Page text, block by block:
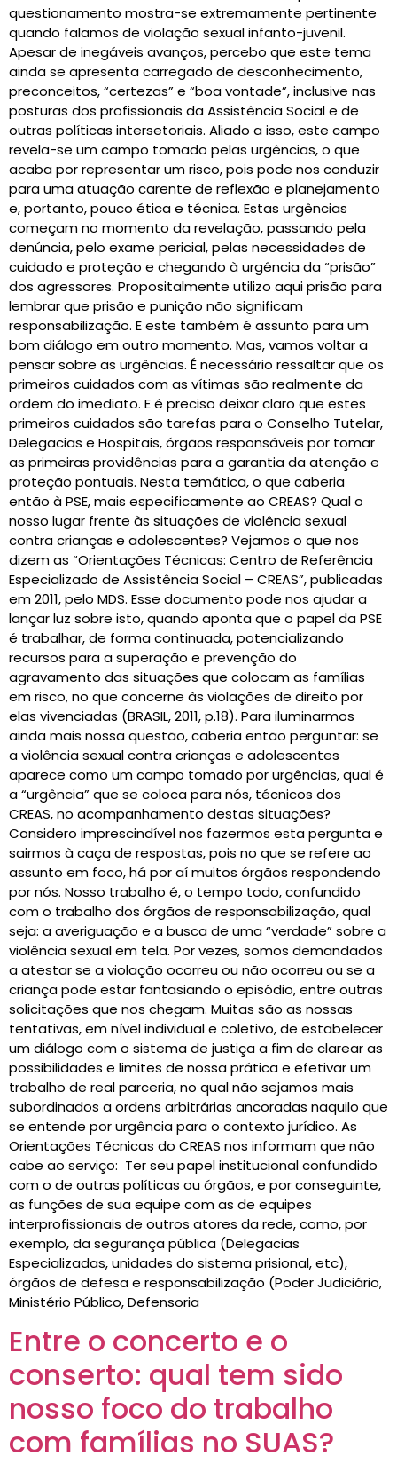
questionamento mostra-se extremamente pertinente
quando falamos de violação sexual infanto-juvenil.
Apesar de inegáveis avanços, percebo que este tema
ainda se apresenta carregado de desconhecimento,
preconceitos, “certezas” e “boa vontade”, inclusive nas
posturas dos profissionais da Assistência Social e de
outras políticas intersetoriais. Aliado a isso, este campo
revela-se um campo tomado pelas urgências, o que
acaba por representar um risco, pois pode nos conduzir
para uma atuação carente de reflexão e planejamento
e, portanto, pouco ética e técnica. Estas urgências
começam no momento da revelação, passando pela
denúncia, pelo exame pericial, pelas necessidades de
cuidado e proteção e chegando à urgência da “prisão”
dos agressores. Propositalmente utilizo aqui prisão para
lembrar que prisão e punição não significam
responsabilização. E este também é assunto para um
bom diálogo em outro momento. Mas, vamos voltar a
pensar sobre as urgências. É necessário ressaltar que os
primeiros cuidados com as vítimas são realmente da
ordem do imediato. E é preciso deixar claro que estes
primeiros cuidados são tarefas para o Conselho Tutelar,
Delegacias e Hospitais, órgãos responsáveis por tomar
as primeiras providências para a garantia da atenção e
proteção pontuais. Nesta temática, o que caberia
então à PSE, mais especificamente ao CREAS? Qual o
nosso lugar frente às situações de violência sexual
contra crianças e adolescentes? Vejamos o que nos
dizem as “Orientações Técnicas: Centro de Referência
Especializado de Assistência Social – CREAS”, publicadas
em 2011, pelo MDS. Esse documento pode nos ajudar a
lançar luz sobre isto, quando aponta que o papel da PSE
é trabalhar, de forma continuada, potencializando
recursos para a superação e prevenção do
agravamento das situações que colocam as famílias
em risco, no que concerne às violações de direito por
elas vivenciadas (BRASIL, 2011, p.18). Para iluminarmos
ainda mais nossa questão, caberia então perguntar: se
a violência sexual contra crianças e adolescentes
aparece como um campo tomado por urgências, qual é
a “urgência” que se coloca para nós, técnicos dos
CREAS, no acompanhamento destas situações?
Considero imprescindível nos fazermos esta pergunta e
sairmos à caça de respostas, pois no que se refere ao
assunto em foco, há por aí muitos órgãos respondendo
por nós. Nosso trabalho é, o tempo todo, confundido
com o trabalho dos órgãos de responsabilização, qual
seja: a averiguação e a busca de uma “verdade” sobre a
violência sexual em tela. Por vezes, somos demandados
a atestar se a violação ocorreu ou não ocorreu ou se a
criança pode estar fantasiando o episódio, entre outras
solicitações que nos chegam. Muitas são as nossas
tentativas, em nível individual e coletivo, de estabelecer
um diálogo com o sistema de justiça a fim de clarear as
possibilidades e limites de nossa prática e efetivar um
trabalho de real parceria, no qual não sejamos mais
subordinados a ordens arbitrárias ancoradas naquilo que
se entende por urgência para o contexto jurídico. As
Orientações Técnicas do CREAS nos informam que não
cabe ao serviço: Ter seu papel institucional confundido
com o de outras políticas ou órgãos, e por conseguinte,
as funções de sua equipe com as de equipes
interprofissionais de outros atores da rede, como, por
exemplo, da segurança pública (Delegacias
Especializadas, unidades do sistema prisional, etc),
órgãos de defesa e responsabilização (Poder Judiciário,
Ministério Público, Defensoria
Entre o concerto e o
conserto: qual tem sido
nosso foco do trabalho
com famílias no SUAS?